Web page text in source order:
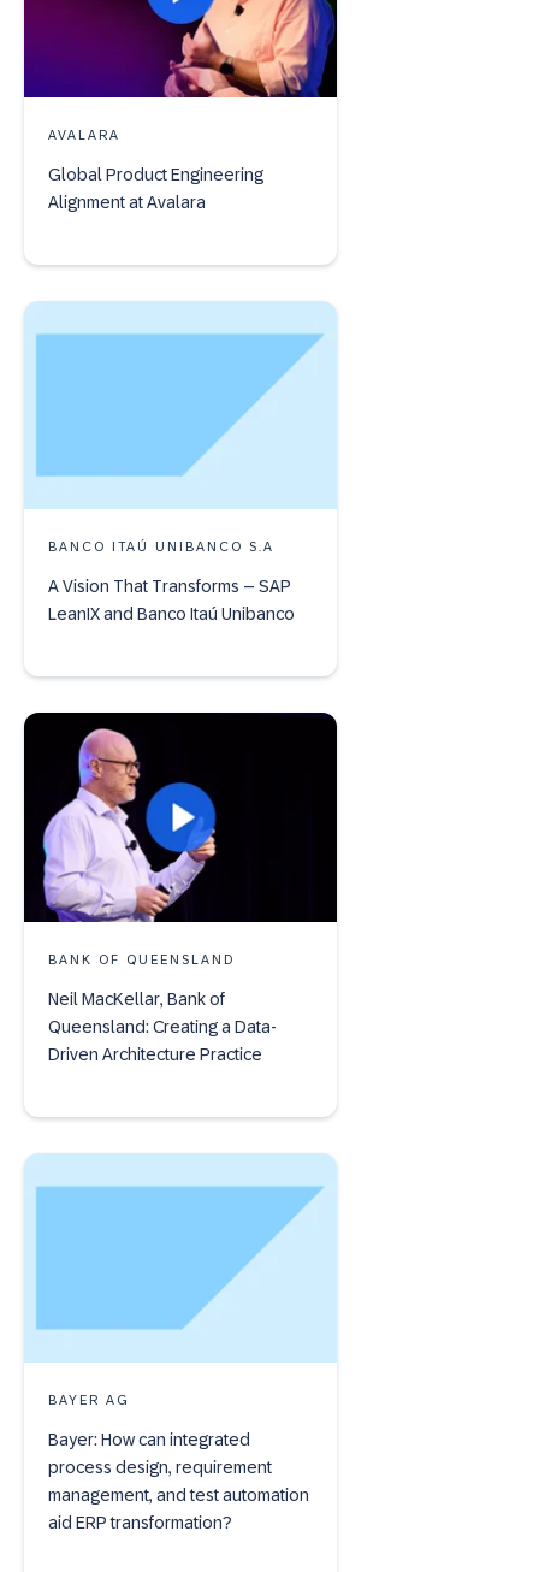
AVALARA
Global Product Engineering
Alignment at Avalara
BANCO ITAÚ UNIBANCO S.A
A Vision That Transforms – SAP
LeanIX and Banco Itaú Unibanco
BANK OF QUEENSLAND
Neil MacKellar, Bank of
Queensland: Creating a Data-
Driven Architecture Practice
BAYER AG
Bayer: How can integrated
process design, requirement
management, and test automation
aid ERP transformation?